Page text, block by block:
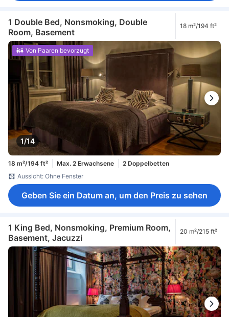
1 Double Bed, Nonsmoking, Double
Room, Basement
18 m²/194 ft²
1/14
Von Paaren bevorzugt
18 m²/194 ft² Max. 2 Erwachsene
2 Doppelbetten
Aussicht: Ohne Fenster
Geben Sie ein Datum an, um den Preis zu sehen
1 King Bed, Nonsmoking, Premium Room,
Basement, Jacuzzi
20 m²/215 ft²